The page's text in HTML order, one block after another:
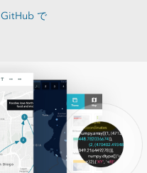
GitHub で